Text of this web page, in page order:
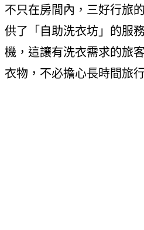
不只在房間內，三好行旅
供了「自助洗衣坊」的服
機，這讓有洗衣需求的旅
衣物，不必擔心長時間旅